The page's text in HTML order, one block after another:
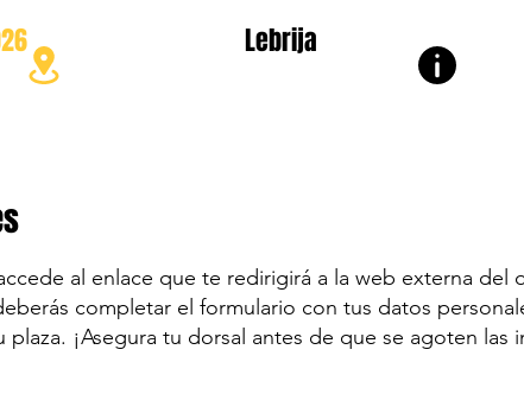
Lebrija
al enlace que te redirigirá a la web externa del
completar el formulario con tus datos
plaza. ¡Asegura tu dorsal antes de que se agoten las